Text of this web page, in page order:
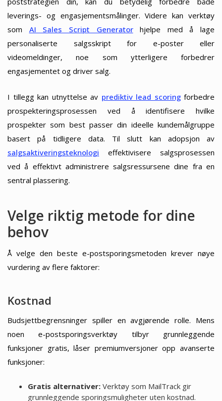
leverings- og engasjementsmålinger. Videre kan verktøy
som AI Sales Script Generatorhjelpe med å lage
personaliserte salgsskript for e-poster eller
videomeldinger, noe som ytterligere forbedrer
engasjementet og driver salg.
I tillegg kan utnyttelse av prediktiv lead scoringforbedre
prospekteringsprosessen ved å identifisere hvilke
prospekter som best passer din ideelle kundemålgruppe
basert på tidligere data. Til slutt kan adopsjon av
salgsaktiveringsteknologi effektivisere salgsprosessen
ved å effektivt administrere salgsressursene dine fra en
sentral plassering.
Velge riktig metode for dine
behov
Å velge den beste e-postsporingsmetoden krever nøye
vurdering av flere faktorer:
Kostnad
Budsjettbegrensninger spiller en avgjørende rolle. Mens
noen e-postsporingsverktøy tilbyr grunnleggende
funksjoner gratis, låser premiumversjoner opp avanserte
funksjoner:
Gratis alternativer:Verktøy som MailTrack gir
grunnleggende sporingsmuligheter uten kostnad.